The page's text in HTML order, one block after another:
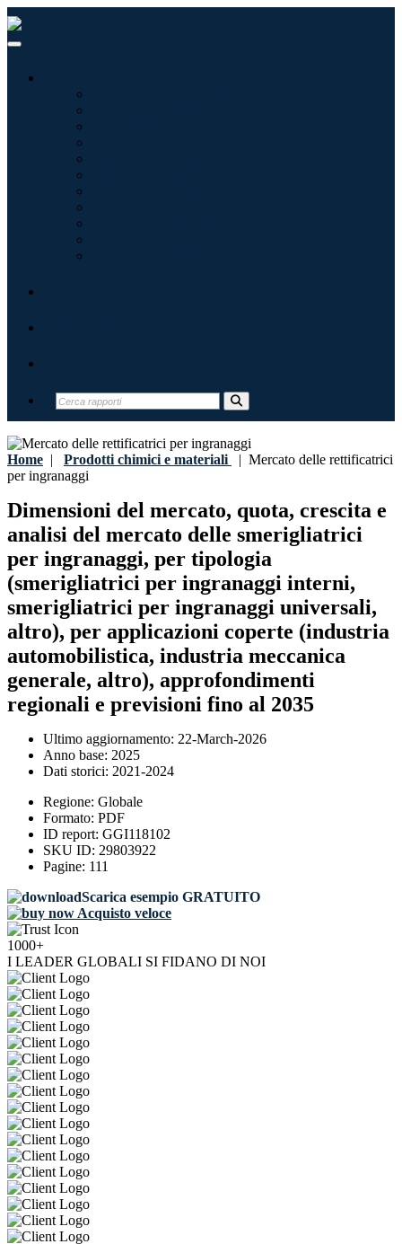
Home | Prodotti chimici e materiali | Mercato delle rettificatrici
per ingranaggi
Dimensioni del mercato, quota, crescita e
analisi del mercato delle smerigliatrici
per ingranaggi, per tipologia
(smerigliatrici per ingranaggi interni,
smerigliatrici per ingranaggi universali,
altro), per applicazioni coperte (industria
automobilistica, industria meccanica
generale, altro), approfondimenti
regionali e previsioni fino al 2035
Ultimo aggiornamento: 22-March-2026
Anno base: 2025
Dati storici: 2021-2024
Regione: Globale
Formato: PDF
ID report: GGI118102
SKU ID: 29803922
Pagine: 111
Scarica esempio GRATUITO
Acquisto veloce
1000+
I LEADER GLOBALI SI FIDANO DI NOI